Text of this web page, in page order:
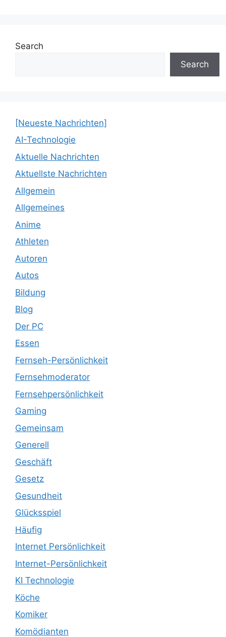
Search
Search
[Neueste Nachrichten]
AI-Technologie
Aktuelle Nachrichten
Aktuellste Nachrichten
Allgemein
Allgemeines
Anime
Athleten
Autoren
Autos
Bildung
Blog
Der PC
Essen
Fernseh-Persönlichkeit
Fernsehmoderator
Fernsehpersönlichkeit
Gaming
Gemeinsam
Generell
Geschäft
Gesetz
Gesundheit
Glücksspiel
Häufig
Internet Persönlichkeit
Internet-Persönlichkeit
KI Technologie
Köche
Komiker
Komödianten